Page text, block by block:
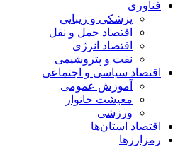
فناوری
پزشکی و زیبایی
اقتصاد حمل و نقل
اقتصاد انرژی
نفت و پتروشیمی
اقتصاد سیاسی و اجتماعی
آموزش عمومی
معیشت خانوار
ورزشی
اقتصاد استان‌ها
رمزارزها